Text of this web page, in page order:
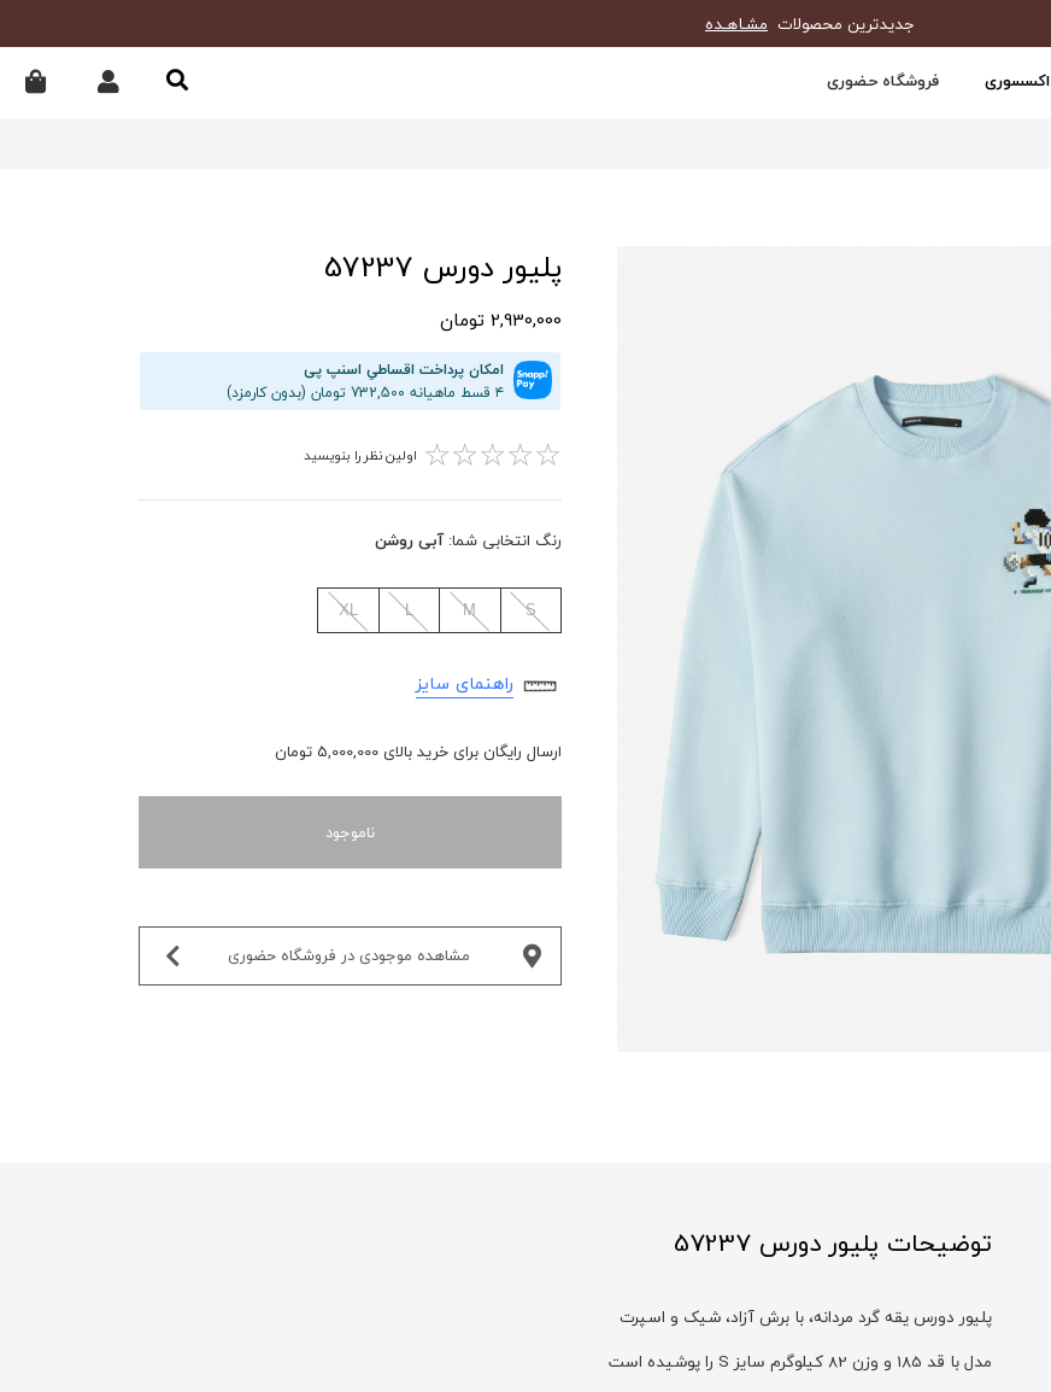
جدیدترین محصولات مشـاهـده
اکسسوری فروشگاه حضوری
پلیور دورس 57237
2,930,000 تومان
امکان پرداخت اقساطیِ اسنپ پی
۴ قسط ماهیانه 732,500 تومان (بدون کارمزد)
☆
☆
☆
☆
☆ اولین نظر را بنویسید
رنگ انتخابی شما:آبی روشن
S
M
L
XL
راهنمای سایز
ارسال رایگان برای خرید بالای 5,000,000 تومان
ناموجود
مشاهده موجودی در فروشگاه حضوری‌
توضیحات پلیور دورس 57237
پلیور دورس یقه گرد مردانه، با برش آزاد، شیک و اسپرت
مدل با قد 185 و وزن 82 کیلوگرم سایز S را پوشیده است